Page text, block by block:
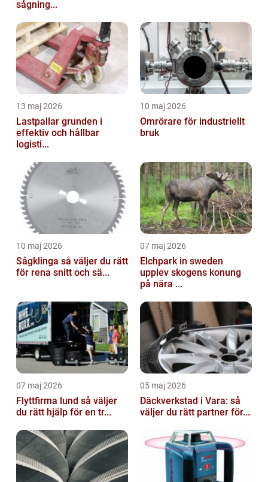
sågning...
13 maj 2026
Lastpallar grunden i
effektiv och hållbar
logisti...
10 maj 2026
Omrörare för industriellt
bruk
10 maj 2026
Sågklinga så väljer du rätt
för rena snitt och sä...
07 maj 2026
Elchpark in sweden
upplev skogens konung
på nära ...
07 maj 2026
Flyttfirma lund så väljer
du rätt hjälp för en tr...
05 maj 2026
Däckverkstad i Vara: så
väljer du rätt partner för...